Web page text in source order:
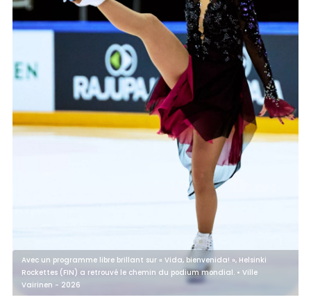
Avec un programme libre brillant sur « Vida, bienvenida! », Helsinki
Rockettes (FIN) a retrouvé le chemin du podium mondial. • Ville
Vairinen - 2026